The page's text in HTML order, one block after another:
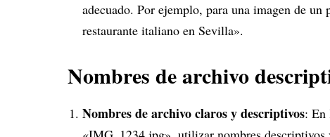
adecuado. Por ejemplo, para una imagen de un
restaurante italiano en Sevilla».
Nombres de archivo
Nombres de archivo claros y descriptivos: En